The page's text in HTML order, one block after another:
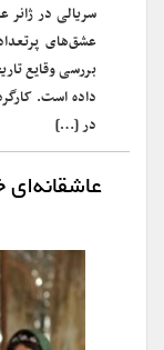
عشق‌های
بررسی وقایع
در […]
عاشقانه‌ای